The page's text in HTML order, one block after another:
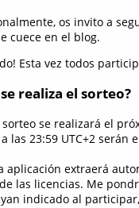
os invito a
cuece en el blog.
Esta vez todos
realiza el sorteo?
se realizará el
las 23:59 UTC+2
aplicación extraerá
las licencias. Me
indicado al